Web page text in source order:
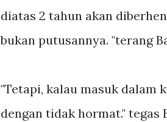
diatas 2 tahun akan
bukan putusannya. "terang
"Tetapi, kalau masuk
dengan tidak hormat." tegas